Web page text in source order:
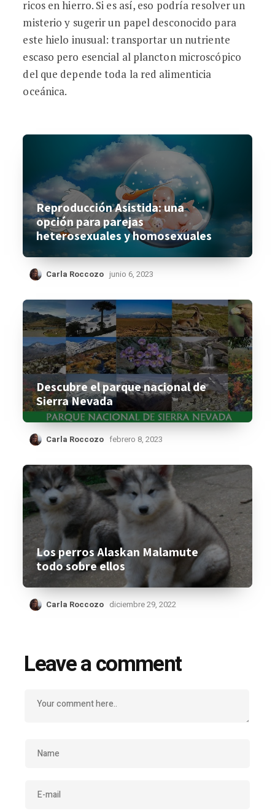
ricos en hierro. Si es así, eso podría resolver un
misterio y sugerir un papel desconocido para
este hielo inusual: transportar un nutriente
escaso pero esencial al plancton microscópico
del que depende toda la red alimenticia
oceánica.
Reproducción Asistida: una
opción para parejas
heterosexuales y homosexuales
Carla Roccozo junio 6, 2023
Descubre el parque nacional de
Sierra Nevada
Carla Roccozo febrero 8, 2023
Los perros Alaskan Malamute
todo sobre ellos
Carla Roccozo diciembre 29, 2022
Leave a comment